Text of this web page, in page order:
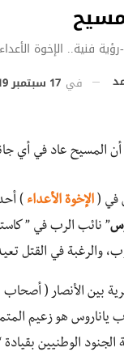
فنية.. الإخوة
في 17 سبتمبر 2019
أن المسيح عاد في أي
في ( الإخوة الأعداء )
” نائب الرب في ”
والرغبة في القتل
بين الأنصار ( أصحاب
ياناروس هو زعيم
الوطنيين بقيادة